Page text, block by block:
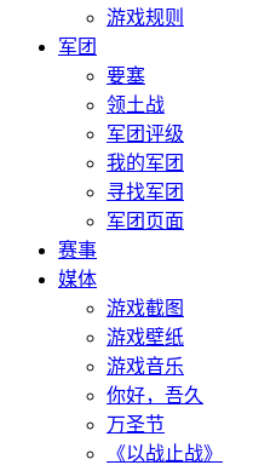
游戏规则
军团
要塞
领土战
军团评级
我的军团
寻找军团
军团页面
赛事
媒体
游戏截图
游戏壁纸
游戏音乐
你好，吾久
万圣节
《以战止战》